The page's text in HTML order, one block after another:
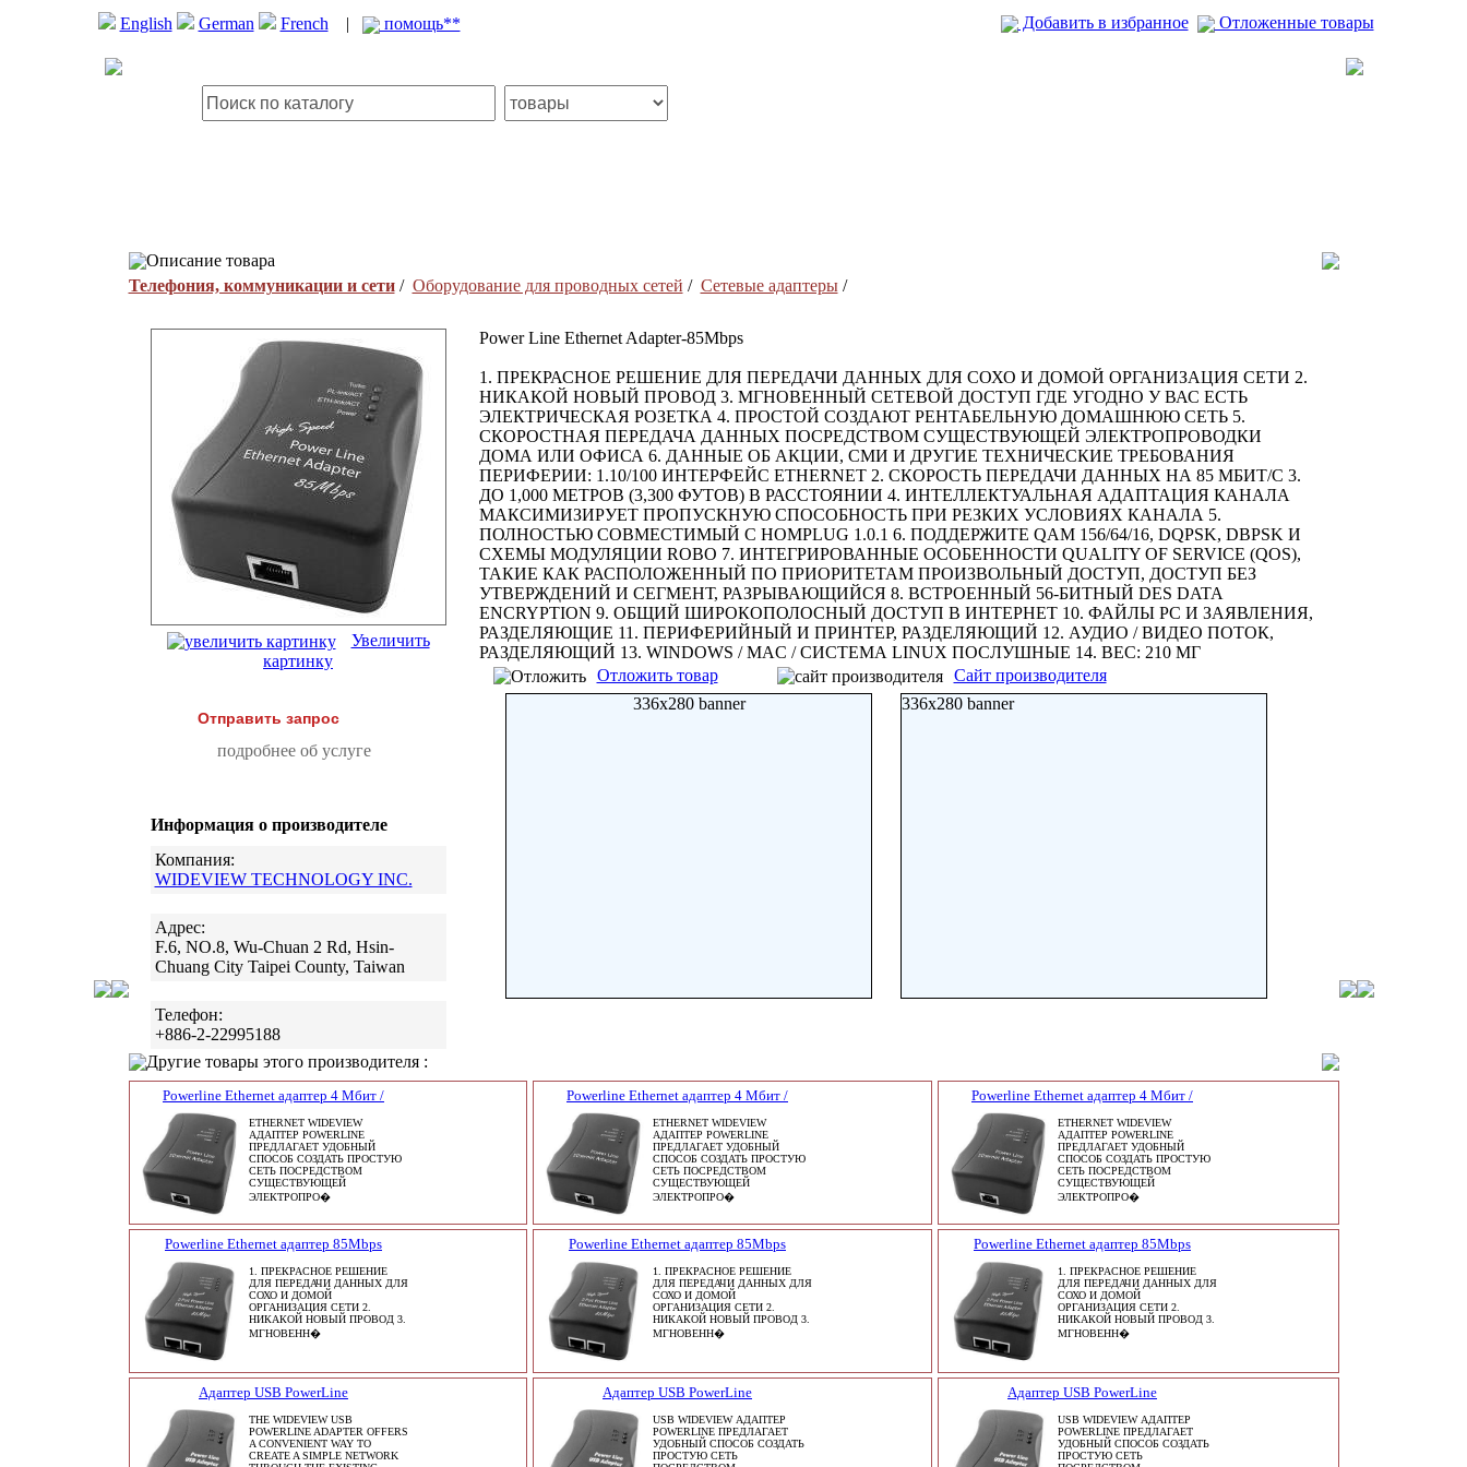
English German French | помощь** Добавить в избранное Отложенные товары
Описание товара
Телефония, коммуникации и сети/ Оборудование для проводных сетей / Сетевые адаптеры/
Увеличить
картинку
Отправить запрос
подробнее об услуге
Информация о производителе
Компания:
WIDEVIEW TECHNOLOGY INC.
Адрес:
F.6, NO.8, Wu-Chuan 2 Rd, Hsin-
Chuang City Taipei County, Taiwan
Телефон:
+886-2-22995188
Power Line Ethernet Adapter-85Mbps
1. ПРЕКРАСНОЕ РЕШЕНИЕ ДЛЯ ПЕРЕДАЧИ ДАННЫХ ДЛЯ СОХО И ДОМОЙ ОРГАНИЗАЦИЯ СЕТИ 2.
НИКАКОЙ НОВЫЙ ПРОВОД 3. МГНОВЕННЫЙ СЕТЕВОЙ ДОСТУП ГДЕ УГОДНО У ВАС ЕСТЬ
ЭЛЕКТРИЧЕСКАЯ РОЗЕТКА 4. ПРОСТОЙ СОЗДАЮТ РЕНТАБЕЛЬНУЮ ДОМАШНЮЮ СЕТЬ 5.
СКОРОСТНАЯ ПЕРЕДАЧА ДАННЫХ ПОСРЕДСТВОМ СУЩЕСТВУЮЩЕЙ ЭЛЕКТРОПРОВОДКИ
ДОМА ИЛИ ОФИСА 6. ДАННЫЕ ОБ АКЦИИ, СМИ И ДРУГИЕ ТЕХНИЧЕСКИЕ ТРЕБОВАНИЯ
ПЕРИФЕРИИ: 1.10/100 ИНТЕРФЕЙС ETHERNET 2. СКОРОСТЬ ПЕРЕДАЧИ ДАННЫХ НА 85 МБИТ/С 3.
ДО 1,000 МЕТРОВ (3,300 ФУТОВ) В РАССТОЯНИИ 4. ИНТЕЛЛЕКТУАЛЬНАЯ АДАПТАЦИЯ КАНАЛА
МАКСИМИЗИРУЕТ ПРОПУСКНУЮ СПОСОБНОСТЬ ПРИ РЕЗКИХ УСЛОВИЯХ КАНАЛА 5.
ПОЛНОСТЬЮ СОВМЕСТИМЫЙ С HOMPLUG 1.0.1 6. ПОДДЕРЖИТЕ QAM 156/64/16, DQPSK, DBPSK И
СХЕМЫ МОДУЛЯЦИИ ROBO 7. ИНТЕГРИРОВАННЫЕ ОСОБЕННОСТИ QUALITY OF SERVICE (QOS),
ТАКИЕ КАК РАСПОЛОЖЕННЫЙ ПО ПРИОРИТЕТАМ ПРОИЗВОЛЬНЫЙ ДОСТУП, ДОСТУП БЕЗ
УТВЕРЖДЕНИЙ И СЕГМЕНТ, РАЗРЫВАЮЩИЙСЯ 8. ВСТРОЕННЫЙ 56-БИТНЫЙ DES DATA
ENCRYPTION 9. ОБЩИЙ ШИРОКОПОЛОСНЫЙ ДОСТУП В ИНТЕРНЕТ 10. ФАЙЛЫ PC И ЗАЯВЛЕНИЯ,
РАЗДЕЛЯЮЩИЕ 11. ПЕРИФЕРИЙНЫЙ И ПРИНТЕР, РАЗДЕЛЯЮЩИЙ 12. АУДИО / ВИДЕО ПОТОК,
РАЗДЕЛЯЮЩИЙ 13. WINDOWS / MAC / СИСТЕМА LINUX ПОСЛУШНЫЕ 14. ВЕС: 210 МГ
Отложить товар
Сайт производителя
336x280 banner
336x280 banner
Другие товары этого производителя :
Powerline Ethernet адаптер 4 Мбит /
ETHERNET WIDEVIEW
АДАПТЕР POWERLINE
ПРЕДЛАГАЕТ УДОБНЫЙ
СПОСОБ СОЗДАТЬ ПРОСТУЮ
СЕТЬ ПОСРЕДСТВОМ
СУЩЕСТВУЮЩЕЙ
ЭЛЕКТРОПРО�
Powerline Ethernet адаптер 4 Мбит /
ETHERNET WIDEVIEW
АДАПТЕР POWERLINE
ПРЕДЛАГАЕТ УДОБНЫЙ
СПОСОБ СОЗДАТЬ ПРОСТУЮ
СЕТЬ ПОСРЕДСТВОМ
СУЩЕСТВУЮЩЕЙ
ЭЛЕКТРОПРО�
Powerline Ethernet адаптер 4 Мбит /
ETHERNET WIDEVIEW
АДАПТЕР POWERLINE
ПРЕДЛАГАЕТ УДОБНЫЙ
СПОСОБ СОЗДАТЬ ПРОСТУЮ
СЕТЬ ПОСРЕДСТВОМ
СУЩЕСТВУЮЩЕЙ
ЭЛЕКТРОПРО�
Powerline Ethernet адаптер 85Mbps
1. ПРЕКРАСНОЕ РЕШЕНИЕ
ДЛЯ ПЕРЕДАЧИ ДАННЫХ ДЛЯ
СОХО И ДОМОЙ
ОРГАНИЗАЦИЯ СЕТИ 2.
НИКАКОЙ НОВЫЙ ПРОВОД 3.
МГНОВЕНН�
Powerline Ethernet адаптер 85Mbps
1. ПРЕКРАСНОЕ РЕШЕНИЕ
ДЛЯ ПЕРЕДАЧИ ДАННЫХ ДЛЯ
СОХО И ДОМОЙ
ОРГАНИЗАЦИЯ СЕТИ 2.
НИКАКОЙ НОВЫЙ ПРОВОД 3.
МГНОВЕНН�
Powerline Ethernet адаптер 85Mbps
1. ПРЕКРАСНОЕ РЕШЕНИЕ
ДЛЯ ПЕРЕДАЧИ ДАННЫХ ДЛЯ
СОХО И ДОМОЙ
ОРГАНИЗАЦИЯ СЕТИ 2.
НИКАКОЙ НОВЫЙ ПРОВОД 3.
МГНОВЕНН�
Адаптер USB PowerLine
THE WIDEVIEW USB
POWERLINE ADAPTER OFFERS
A CONVENIENT WAY TO
CREATE A SIMPLE NETWORK
Адаптер USB PowerLine
USB WIDEVIEW АДАПТЕР
POWERLINE ПРЕДЛАГАЕТ
УДОБНЫЙ СПОСОБ СОЗДАТЬ
ПРОСТУЮ СЕТЬ
Адаптер USB PowerLine
USB WIDEVIEW АДАПТЕР
POWERLINE ПРЕДЛАГАЕТ
УДОБНЫЙ СПОСОБ СОЗДАТЬ
ПРОСТУЮ СЕТЬ